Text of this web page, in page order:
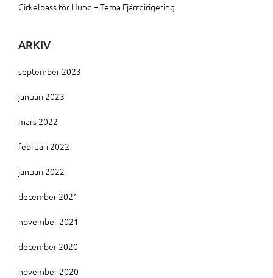
Cirkelpass för Hund – Tema Fjärrdirigering
ARKIV
september 2023
januari 2023
mars 2022
februari 2022
januari 2022
december 2021
november 2021
december 2020
november 2020